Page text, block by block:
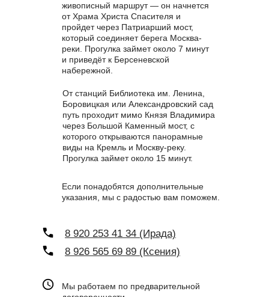
8 920 253 41 34 (Ирада)
8 926 565 69 89 (Ксения)
живописный маршрут — он начнется
от Храма Христа Спасителя и
пройдет через Патриарший мост,
который соединяет берега Москва-
реки. Прогулка займет около 7 минут
и приведёт к Берсеневской
набережной.
От станций Библиотека им. Ленина,
Боровицкая или Александровский сад
путь проходит мимо Князя Владимира
через Большой Каменный мост, с
которого открываются панорамные
виды на Кремль и Москву-реку.
Прогулка займет около 15 минут.
Если понадобятся дополнительные
указания, мы с радостью вам поможем.
Мы работаем по предварительной